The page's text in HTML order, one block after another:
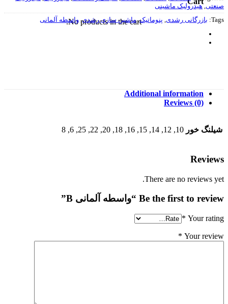
No products in the cart.
صنعتی,هیدرولیک ماشینی
Tags: بازرگانی رشدی, پنوماتیک,ماشین سازی رشدی, واسطه آلمانی
Additional information
Reviews (0)
شیلنگ خور 10, 12, 14, 15, 16, 18, 20, 22, 25, 6, 8
Reviews
There are no reviews yet.
Be the first to review “واسطه آلمانی B”
Your rating
*
Your review
*